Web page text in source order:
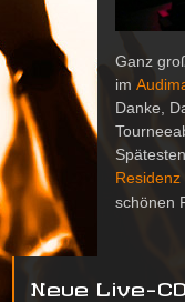
Ganz
im
Danke,
schönen
Neue Live-